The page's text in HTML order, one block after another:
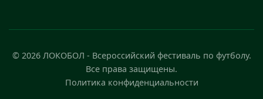
© 2026 ЛОКОБОЛ - Всероссийский фестиваль по футболу.
Все права защищены.
Политика конфиденциальности